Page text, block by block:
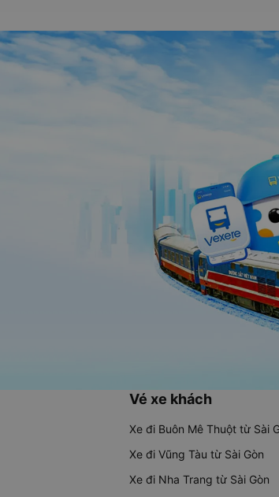
Vé xe khách
Xe đi Buôn Mê Thuột từ Sài
Xe đi Vũng Tàu từ Sài Gòn
Xe đi Nha Trang từ Sài Gòn